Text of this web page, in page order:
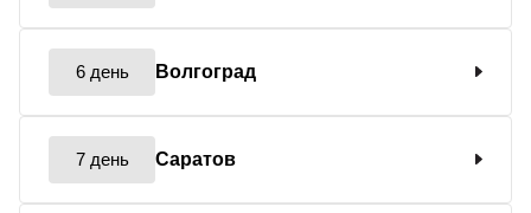
6 день Волгоград
7 день Саратов